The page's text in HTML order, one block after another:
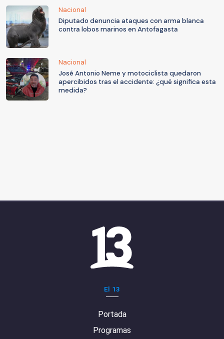
Nacional
Diputado denuncia ataques con arma blanca
contra lobos marinos en Antofagasta
Nacional
José Antonio Neme y motociclista quedaron
apercibidos tras el accidente: ¿qué significa esta
medida?
El 13
Portada
Programas